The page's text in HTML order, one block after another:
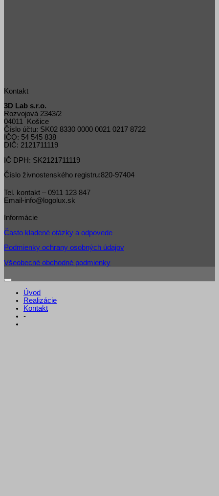
Kontakt
3D Lab s.r.o.
Rozvojová 2343/2
04011 Košice
Číslo účtu: SK02 8330 0000 0021 0217 8722
IČO: 54 545 838
DIČ: 2121711119
IČ DPH: SK2121711119
Číslo živnostenského registru:820-97404
Tel. kontakt – 0911 123 847
Email-info@logolux.sk
Informácie
Často kladené otázky a odpovede
Podmienky ochrany osobných údajov
Všeobecné obchodné podmienky
Úvod
Realizácie
Kontakt
-